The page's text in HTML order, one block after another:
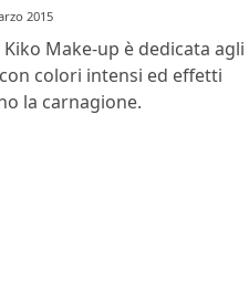
2015
Make-up è dedicata agli
colori intensi ed effetti
la carnagione.